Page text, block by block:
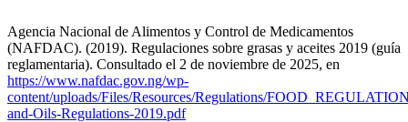
Agencia Nacional de Alimentos y Control de Medicamentos
(NAFDAC). (2019). Regulaciones sobre grasas y aceites 2019 (guía
reglamentaria). Consultado el 2 de noviembre de 2025, en
https://www.nafdac.gov.ng/wp-
content/uploads/Files/Resources/Regulations/
and-Oils-Regulations-2019.pdf